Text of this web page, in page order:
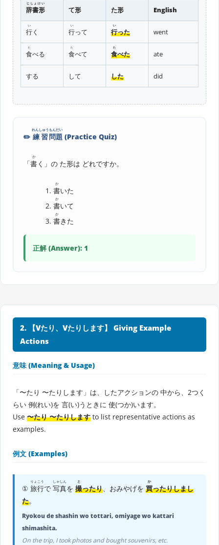
辞書形
じしょけい
て形 た形 English
行
い
く 行
い
って 行
い
った went
食
た
べる 食
た
べて 食
た
べた ate
する して した did
✏️ 練習
れんしゅう
問題
もんだい
(Practice Quiz)
「書
か
く」の た形は どれですか。
書
か
いた
書
か
いて
書
か
きた
正解 (Answer): 1
2. 【Vたり、Vたりします】 Giving Example
Actions
意味 (Meaning & Usage)
「〜たり 〜たりします」は、したアクションの 中から、2つく
らい 例(れい)を 言(い)うときに 使(つか)います。
Use 〜たり 〜たりします to list representative actions as
examples.
例文 (Examples)
① 旅行
りょこう
で 写真
しゃしん
を 撮
と
ったり 、おみやげを 買
か
ったりしまし
た。
Ryokou de shashin wo tottari, omiyage wo kattari
shimashita.
On the trip, I took photos and bought souvenirs, etc.